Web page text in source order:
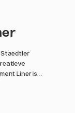
Staedtler
Liner is